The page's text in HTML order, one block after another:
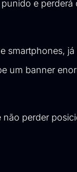
e perderá
smartphones,
um banner
não perder